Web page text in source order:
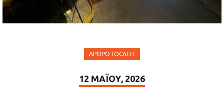
ΆΡΘΡΟ LOCALIT
12 ΜΑΪ́ΟΥ, 2026